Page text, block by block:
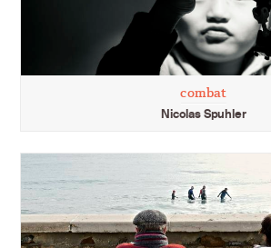
combat
Nicolas Spuhler